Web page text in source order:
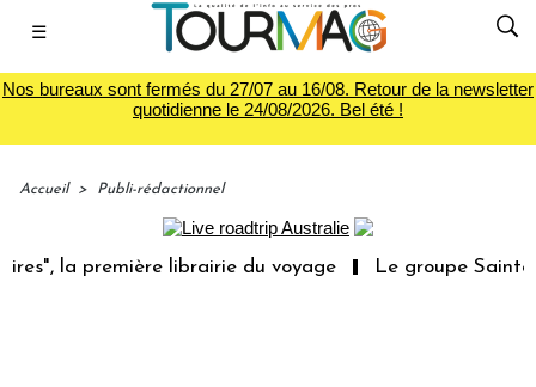
☰
Nos bureaux sont fermés du 27/07 au 16/08. Retour de la newsletter
quotidienne le 24/08/2026. Bel été !
Accueil > Publi-rédactionnel
première librairie du voyage Le groupe Sainte-